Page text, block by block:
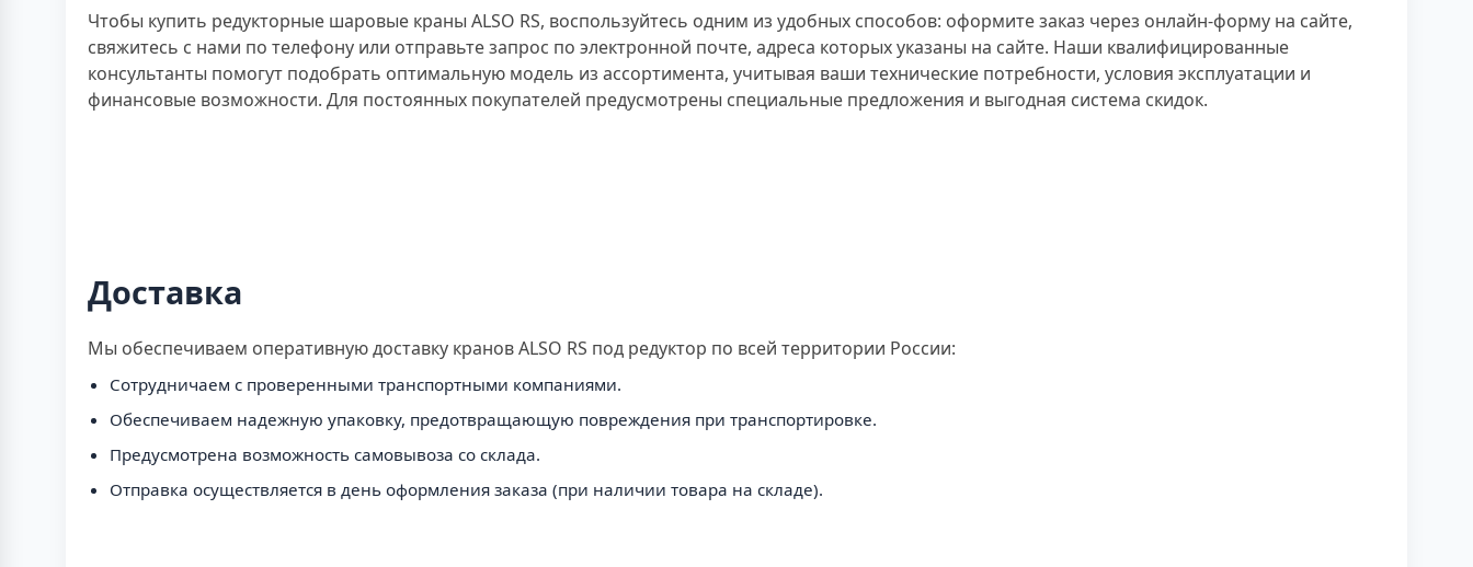
Чтобы купить редукторные шаровые краны ALSO RS, воспользуйтесь одним из удобных способов: оформите заказ через онлайн-форму на сайте,
свяжитесь с нами по телефону или отправьте запрос по электронной почте, адреса которых указаны на сайте. Наши квалифицированные
консультанты помогут подобрать оптимальную модель из ассортимента, учитывая ваши технические потребности, условия эксплуатации и
финансовые возможности. Для постоянных покупателей предусмотрены специальные предложения и выгодная система скидок.
Доставка
Мы обеспечиваем оперативную доставку кранов ALSO RS под редуктор по всей территории России:
Сотрудничаем с проверенными транспортными компаниями.
Обеспечиваем надежную упаковку, предотвращающую повреждения при транспортировке.
Предусмотрена возможность самовывоза со склада.
Отправка осуществляется в день оформления заказа (при наличии товара на складе).